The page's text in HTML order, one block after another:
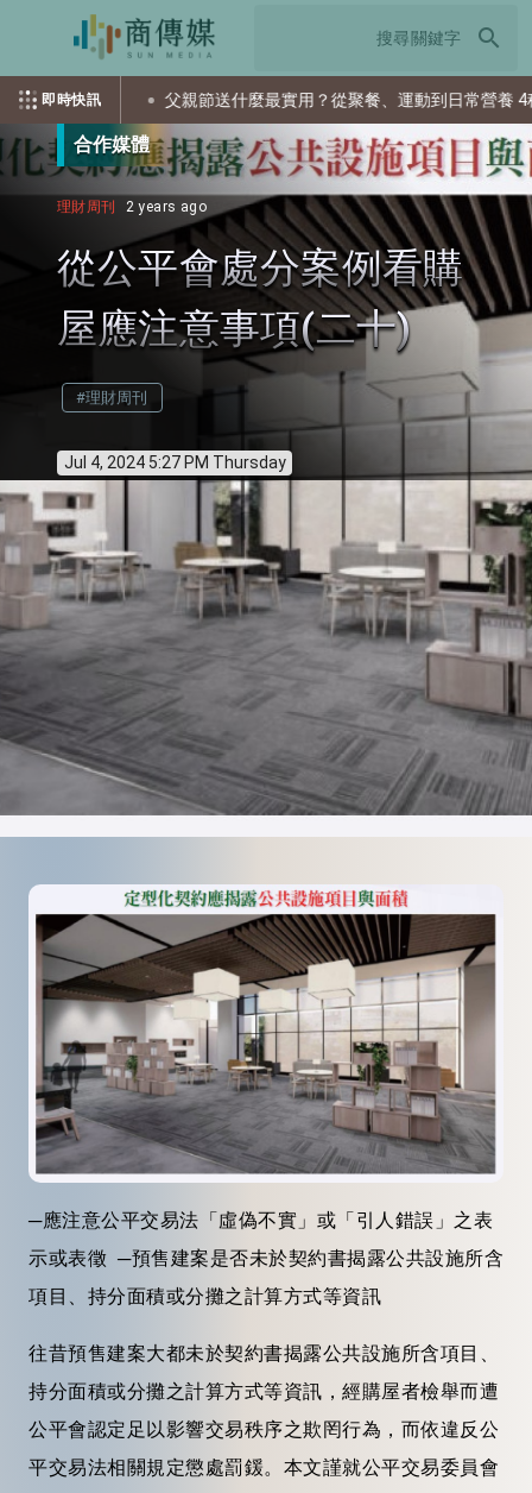
search
即時快訊
父親節送什麼最實用？從聚餐、運動到日常營養 4種送禮選擇一次看
合作媒體
理財周刊 2 years ago
從公平會處分案例看購
屋應注意事項(二十)
#理財周刊
Jul 4, 2024 5:27 PM Thursday
─應注意公平交易法「虛偽不實」或「引人錯誤」之表
示或表徵 ─預售建案是否未於契約書揭露公共設施所含
項目、持分面積或分攤之計算方式等資訊
往昔預售建案大都未於契約書揭露公共設施所含項目、
持分面積或分攤之計算方式等資訊，經購屋者檢舉而遭
公平會認定足以影響交易秩序之欺罔行為，而依違反公
平交易法相關規定懲處罰鍰。本文謹就公平交易委員會